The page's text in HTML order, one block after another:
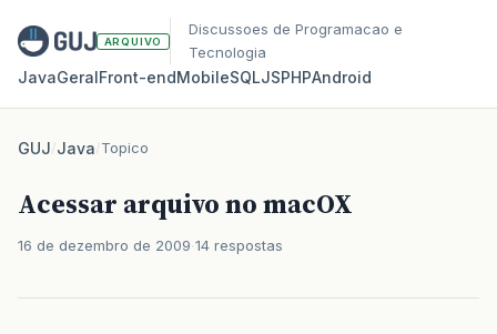
ARQUIVO
Discussoes de Programacao e
Tecnologia
JavaGeralFront‑endMobileSQLJSPHPAndroid
GUJ/Java/Topico
Acessar arquivo no macOX
16 de dezembro de 2009 14 respostas